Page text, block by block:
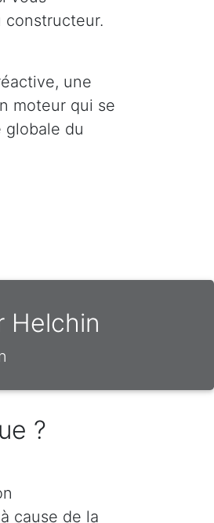
constructeur.
une
moteur qui se
du
Helchin
?
cause de la